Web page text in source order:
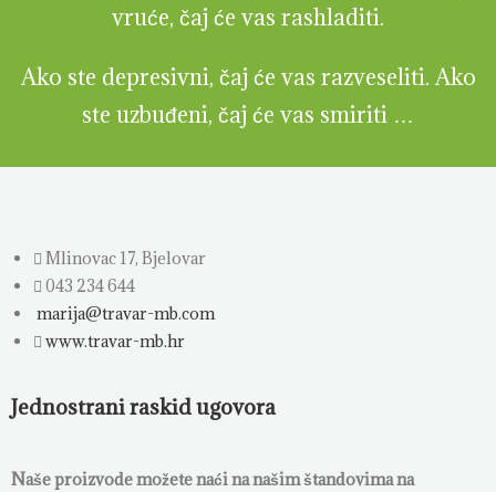
vruće, čaj će vas rashladiti.
Ako ste depresivni, čaj će vas razveseliti. Ako
ste uzbuđeni, čaj će vas smiriti …
Mlinovac 17, Bjelovar
043 234 644
marija@travar-mb.com
www.travar-mb.hr
Jednostrani raskid ugovora
Naše proizvode možete naći na našim štandovima na